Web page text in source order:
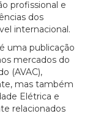
profissional e
dos
internacional.
uma publicação
mercados do
(AVAC),
mas também
Elétrica e
relacionados